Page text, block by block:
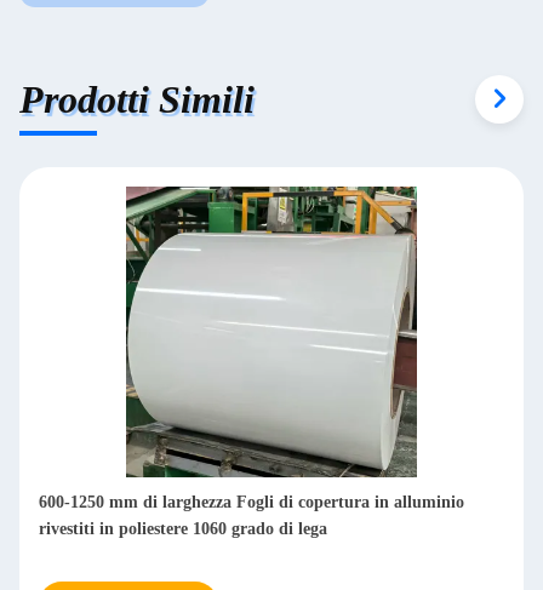
Prodotti Simili
600-1250 mm di larghezza Fogli di copertura in alluminio
rivestiti in poliestere 1060 grado di lega